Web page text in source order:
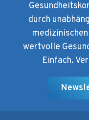
durch
wertvolle
Einfach.